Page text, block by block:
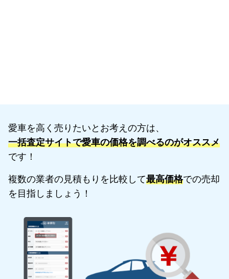
愛車を高く売りたいとお考えの方は、
一括査定サイトで愛車の価格を調べるのがオススメ
です！
複数の業者の見積もりを比較して最高価格での売却
を目指しましょう！